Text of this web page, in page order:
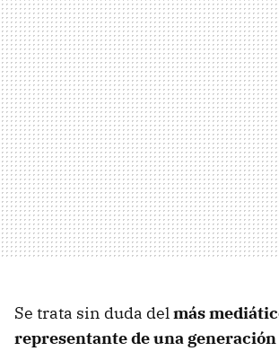
Se trata sin duda delmás
representante de una generación